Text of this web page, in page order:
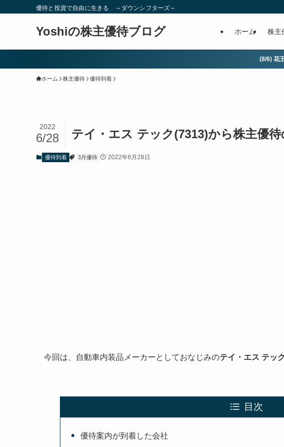
優待と投資で自由に生きる ～ダウンシフターズ～
Yoshiの株主優待ブログ ホーム 株主
(8/6) 花
ホーム 株主優待 優待到着
テイ・エス テック(7313)から株主優
2022
6/28
優待到着 3月優待 2022年6月28日
今回は、自動車内装品メーカーとしておなじみのテイ・エス テッ
目次
優待案内が到着した会社